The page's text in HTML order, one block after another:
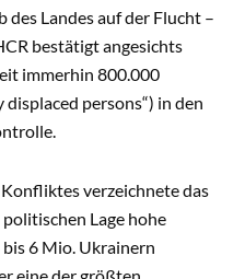
Landes auf der Flucht –
bestätigt angesichts
immerhin 800.000
persons“) in den
verzeichnete das
Lage hohe
6 Mio. Ukrainern